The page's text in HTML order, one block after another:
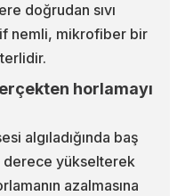
doğrudan sıvı
nemli, mikrofiber bir
horlamayı
algıladığında baş
derece yükselterek
azalmasına